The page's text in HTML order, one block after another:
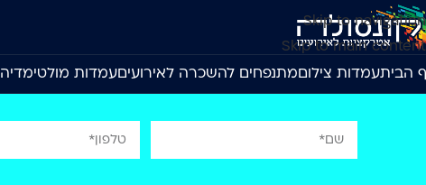
Skip to navigation
Skip to main content
הביתעמדות צילוםמתנפחים להשכרה לאירועיםעמדות מולטימדיה